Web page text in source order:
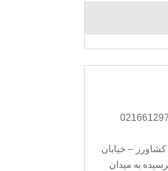
کشاورز – خیابان
به میدان